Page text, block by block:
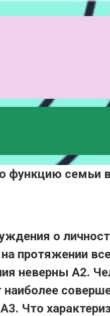
функцию семьи
о
протяжении
неверны А2.
Что